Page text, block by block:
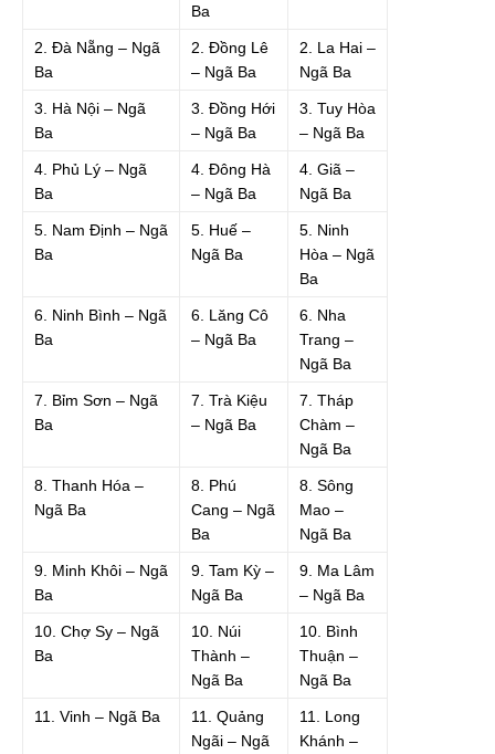
Ba
2. Đà Nẵng – Ngã
Ba
2. Đồng Lê
– Ngã Ba
2. La Hai –
Ngã Ba
3. Hà Nội – Ngã
Ba
3. Đồng Hới
– Ngã Ba
3. Tuy Hòa
– Ngã Ba
4. Phủ Lý – Ngã
Ba
4. Đông Hà
– Ngã Ba
4. Giã –
Ngã Ba
5. Nam Định – Ngã
Ba
5. Huế –
Ngã Ba
5. Ninh
Hòa – Ngã
Ba
6. Ninh Bình – Ngã
Ba
6. Lăng Cô
– Ngã Ba
6. Nha
Trang –
Ngã Ba
7. Bỉm Sơn – Ngã
Ba
7. Trà Kiệu
– Ngã Ba
7. Tháp
Chàm –
Ngã Ba
8. Thanh Hóa –
Ngã Ba
8. Phú
Cang – Ngã
Ba
8. Sông
Mao –
Ngã Ba
9. Minh Khôi – Ngã
Ba
9. Tam Kỳ –
Ngã Ba
9. Ma Lâm
– Ngã Ba
10. Chợ Sy – Ngã
Ba
10. Núi
Thành –
Ngã Ba
10. Bình
Thuận –
Ngã Ba
11. Vinh – Ngã Ba
11. Quảng
Ngãi – Ngã
11. Long
Khánh –